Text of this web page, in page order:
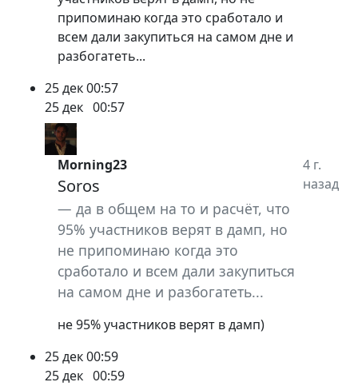
припоминаю когда это сработало и
всем дали закупиться на самом дне и
разбогатеть...
25 дек00:57
25 дек 00:57
Morning23
Soros
да в общем на то и расчёт, что
95% участников верят в дамп, но
не припоминаю когда это
сработало и всем дали закупиться
на самом дне и разбогатеть...
не 95% участников верят в дамп)
4 г.
назад
25 дек00:59
25 дек 00:59